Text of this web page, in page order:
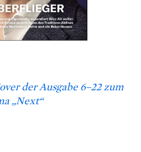
der Ausgabe 6–22 zum
„Next“